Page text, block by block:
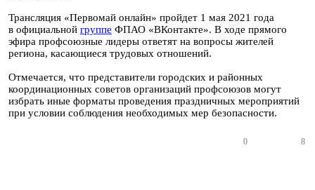
Трансляция «Первомай онлайн» пройдет 1 мая 2021 года
в официальной группе ФПАО «ВКонтакте». В ходе прямого
эфира профсоюзные лидеры ответят на вопросы жителей
региона, касающиеся трудовых отношений.
Отмечается, что представители городских и районных
координационных советов организаций профсоюзов могут
избрать иные форматы проведения праздничных мероприятий
при условии соблюдения необходимых мер безопасности.
0 8